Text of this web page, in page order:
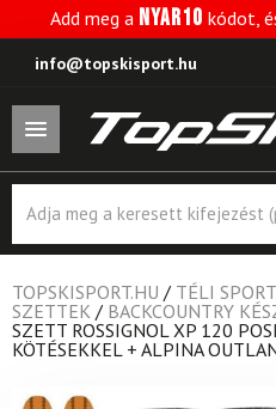
Add meg a NYAR10 kódot,
info@topskisport.hu
search
TOPSKISPORT.HU / TÉLI
SZETTEK / BACKCOUNTRY
SZETT ROSSIGNOL XP 120
KÖTÉSEKKEL + ALPINA